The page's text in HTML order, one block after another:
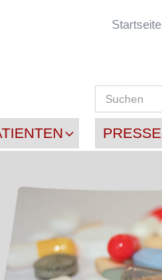
Startseite
PRESSE